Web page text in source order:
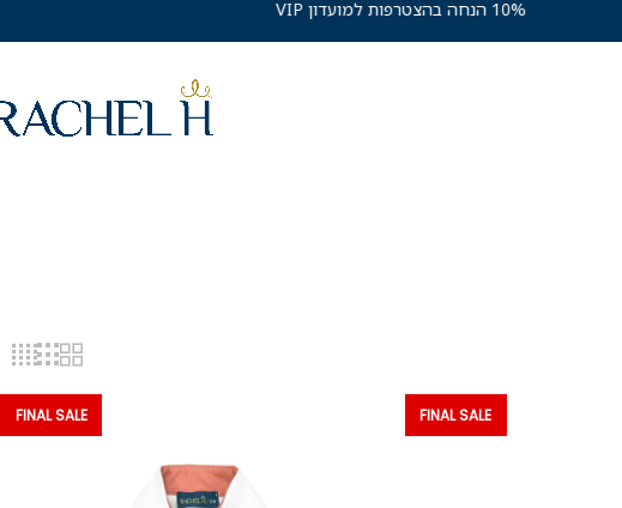
FINAL SALE
FINAL SALE
10% הנחה בהצטרפות למועדון VIP